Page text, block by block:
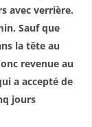
avec verrière.
Sauf que
la tête au
revenue au
a accepté de
jours